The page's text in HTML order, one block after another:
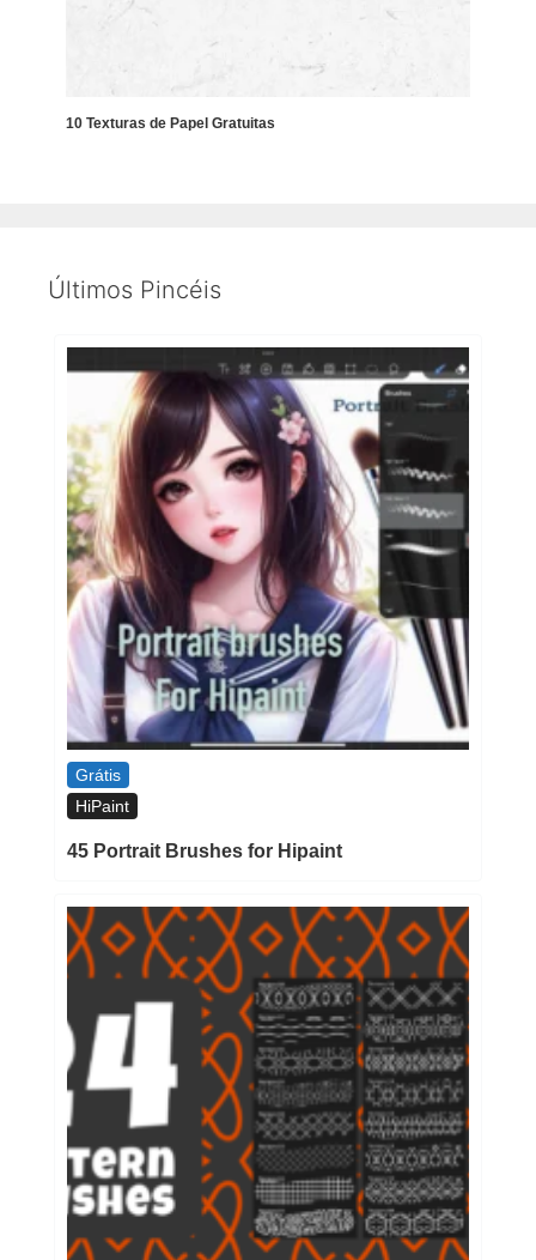
10 Texturas de Papel Gratuitas
Últimos Pincéis
Grátis
HiPaint
45 Portrait Brushes for Hipaint